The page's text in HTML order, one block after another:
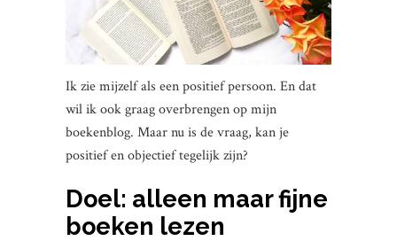
Ik zie mijzelf als een positief persoon. En dat
wil ik ook graag overbrengen op mijn
boekenblog. Maar nu is de vraag, kan je
positief en objectief tegelijk zijn?
Doel: alleen maar fijne
boeken lezen